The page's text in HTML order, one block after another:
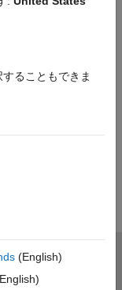
ることもできま
(English)
リシー
タス